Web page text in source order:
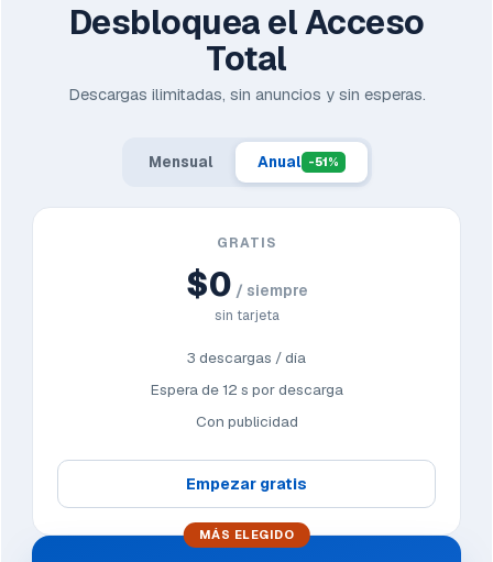
Desbloquea el Acceso
Total
Descargas ilimitadas, sin anuncios y sin esperas.
Mensual Anual -51%
GRATIS
$0 / siempre
sin tarjeta
3 descargas / día
Espera de 12 s por descarga
Con publicidad
Empezar gratis
MÁS ELEGIDO